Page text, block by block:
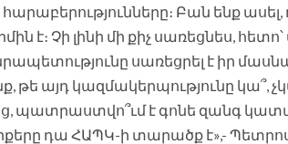
հարաբերությունները։ Բան ենք
է։ Չի լինի մի քիչ սառեցնես,
սառեցրել է իր
այդ կազմակերպությունը կա՞,
պատրաստվո՞ւմ է գոնե զանգ
դա ՀԱՊԿ-ի տարածք է»,-